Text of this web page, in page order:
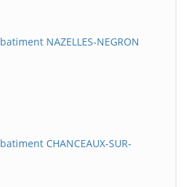
NAZELLES-NEGRON
CHANCEAUX-SUR-